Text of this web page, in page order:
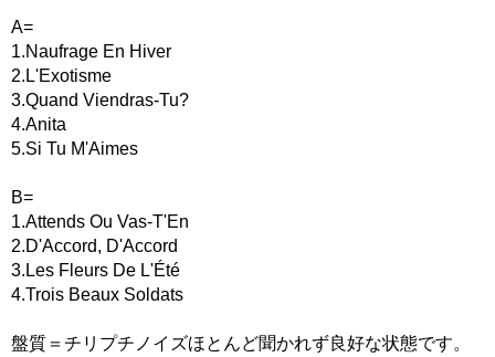
A=
1.Naufrage En Hiver
2.L'Exotisme
3.Quand Viendras-Tu?
4.Anita
5.Si Tu M'Aimes
B=
1.Attends Ou Vas-T'En
2.D'Accord, D'Accord
3.Les Fleurs De L'Été
4.Trois Beaux Soldats
盤質＝チリプチノイズほとんど聞かれず良好な状態です。